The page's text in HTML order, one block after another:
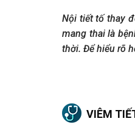
Nội tiết tố thay
mang thai là
thời. Để hiểu rõ
VIÊM